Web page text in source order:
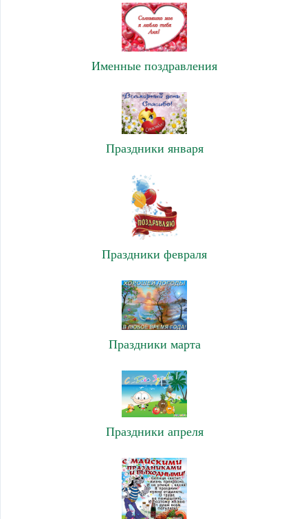
Именные поздравления
Праздники января
Праздники февраля
Праздники марта
Праздники апреля